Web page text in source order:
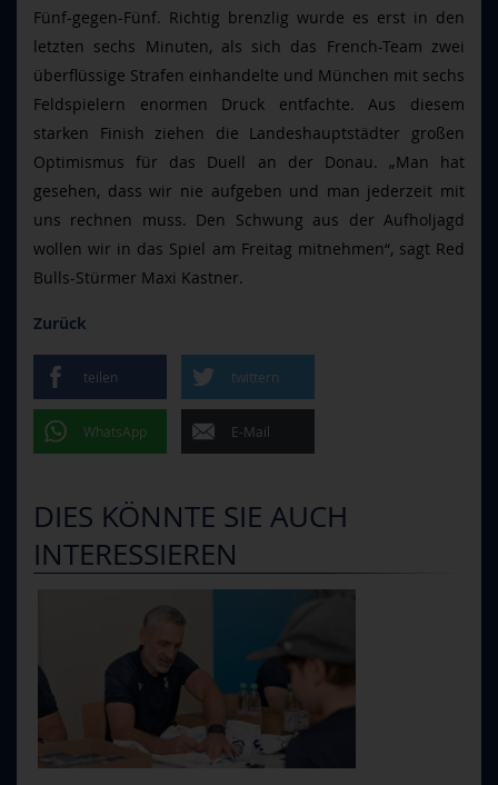
Fünf-gegen-Fünf. Richtig brenzlig wurde es erst in den
letzten sechs Minuten, als sich das French-Team zwei
überflüssige Strafen einhandelte und München mit sechs
Feldspielern enormen Druck entfachte. Aus diesem
starken Finish ziehen die Landeshauptstädter großen
Optimismus für das Duell an der Donau. „Man hat
gesehen, dass wir nie aufgeben und man jederzeit mit
uns rechnen muss. Den Schwung aus der Aufholjagd
wollen wir in das Spiel am Freitag mitnehmen“, sagt Red
Bulls-Stürmer Maxi Kastner.
Zurück
teilen twittern
WhatsApp E-Mail
DIES KÖNNTE SIE AUCH
INTERESSIEREN